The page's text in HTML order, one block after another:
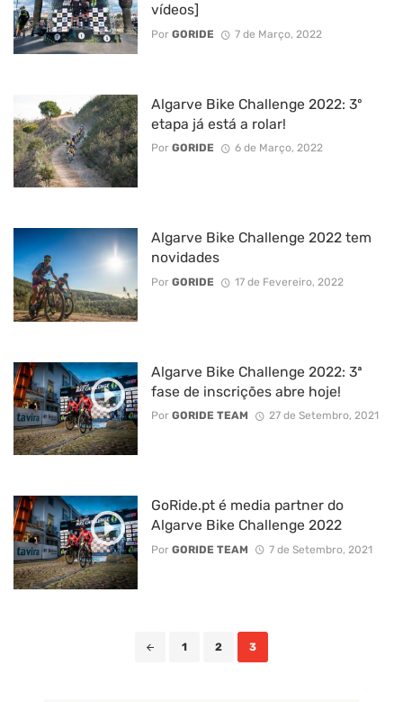
vídeos]
Por GORIDE 7 de Março, 2022
Algarve Bike Challenge 2022: 3º
etapa já está a rolar!
Por GORIDE 6 de Março, 2022
Algarve Bike Challenge 2022 tem
novidades
Por GORIDE 17 de Fevereiro, 2022
Algarve Bike Challenge 2022: 3ª
fase de inscrições abre hoje!
Por GORIDE TEAM 27 de Setembro, 2021
GoRide.pt é media partner do
Algarve Bike Challenge 2022
Por GORIDE TEAM 7 de Setembro, 2021
1 2 3